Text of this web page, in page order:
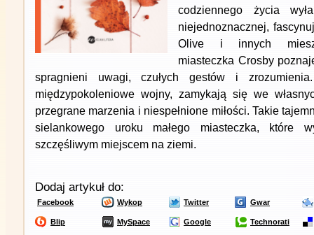
codziennego życia
niejednoznacznej,
Olive i innych
miasteczka Crosby
spragnieni uwagi, czułych gestów i
międzypokoleniowe wojny, zamykają się we
przegrane marzenia i niespełnione miłości. Takie
sielankowego uroku małego miasteczka, które
szczęśliwym miejscem na ziemi.
Dodaj artykuł do:
Facebook Wykop Twitter Gwar
Blip MySpace Google Technorati